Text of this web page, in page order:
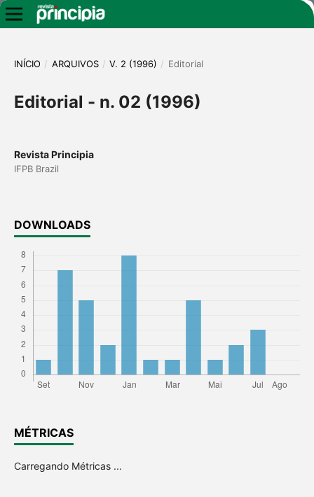
INÍCIO / ARQUIVOS / V. 2 (1996) / Editorial
Editorial - n. 02 (1996)
Revista Principia
IFPB Brazil
DOWNLOADS
MÉTRICAS
Carregando Métricas ...